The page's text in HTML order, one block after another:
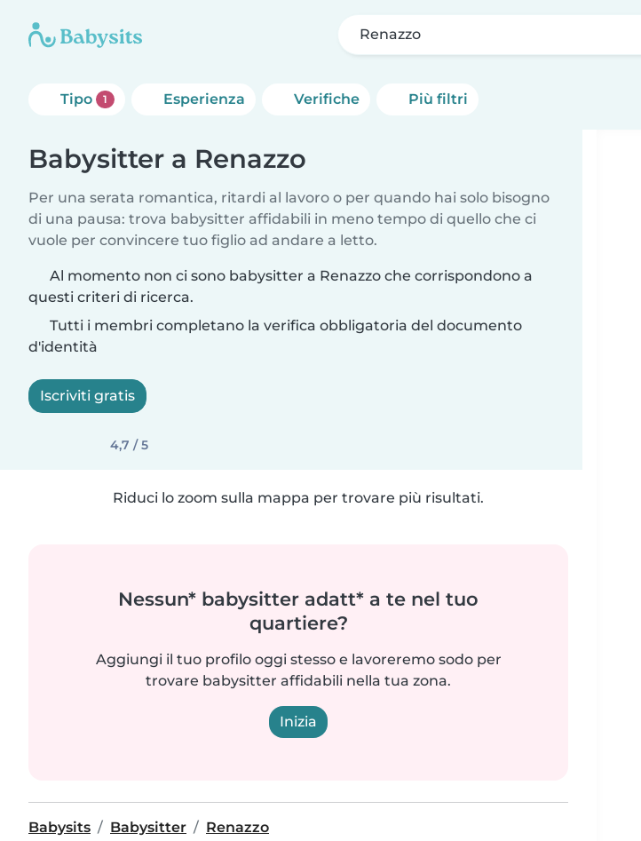
Renazzo
Tipo 1 Esperienza Verifiche Più filtri
Babysitter a Renazzo
Per una serata romantica, ritardi al lavoro o per quando hai solo bisogno
di una pausa: trova babysitter affidabili in meno tempo di quello che ci
vuole per convincere tuo figlio ad andare a letto.
Al momento non ci sono babysitter a Renazzo che corrispondono a
questi criteri di ricerca.
Tutti i membri completano la verifica obbligatoria del documento
d'identità
Iscriviti gratis
4,7 / 5
Riduci lo zoom sulla mappa per trovare più risultati.
Nessun* babysitter adatt* a te nel tuo
quartiere?
Aggiungi il tuo profilo oggi stesso e lavoreremo sodo per
trovare babysitter affidabili nella tua zona.
Inizia
Babysits Babysitter Renazzo